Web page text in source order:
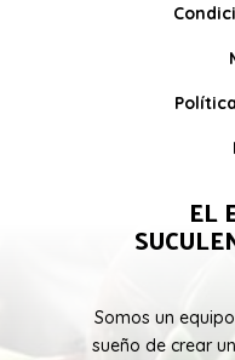
EL
Somos un
sueño de crear